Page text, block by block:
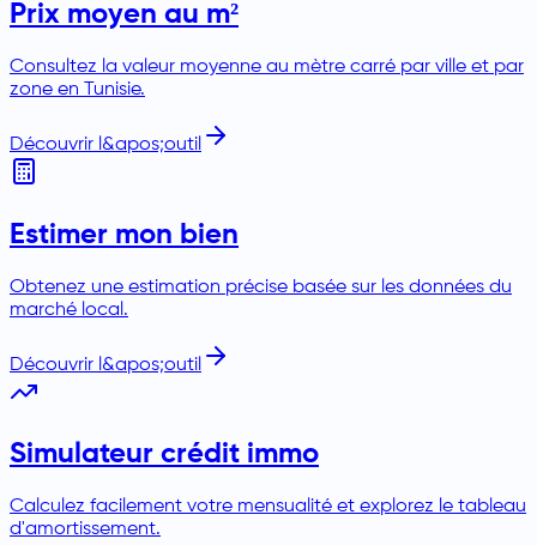
Prix moyen au m²
Consultez la valeur moyenne au mètre carré par ville et par
zone en Tunisie.
Découvrir l&apos;outil
Estimer mon bien
Obtenez une estimation précise basée sur les données du
marché local.
Découvrir l&apos;outil
Simulateur crédit immo
Calculez facilement votre mensualité et explorez le tableau
d'amortissement.